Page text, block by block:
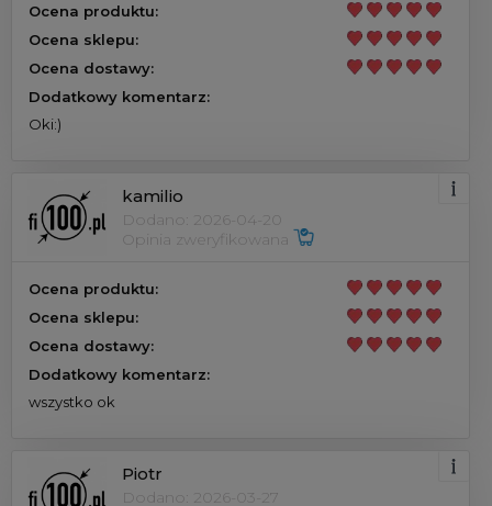
Ocena produktu:
Ocena sklepu:
Ocena dostawy:
Dodatkowy komentarz:
Oki:)
kamilio
Dodano: 2026-04-20
Opinia zweryfikowana
Ocena produktu:
Ocena sklepu:
Ocena dostawy:
Dodatkowy komentarz:
wszystko ok
Piotr
Dodano: 2026-03-27